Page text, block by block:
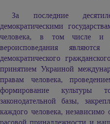
За последние
демократическими
человека, в том числе и
вероисповедания являются
демократического
принятием Украиной
правам человека,
формирование культуры
законодательной базы,
каждого человека,